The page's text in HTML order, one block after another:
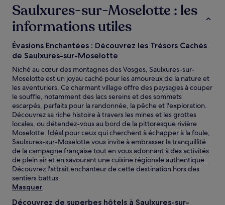
Saulxures-sur-Moselotte : les
informations utiles
Évasions Enchantées : Découvrez les Trésors Cachés
de Saulxures-sur-Moselotte
Niché au cœur des montagnes des Vosges, Saulxures-sur-
Moselotte est un joyau caché pour les amoureux de la nature et
les aventuriers. Ce charmant village offre des paysages à couper
le souffle, notamment des lacs sereins et des sommets
escarpés, parfaits pour la randonnée, la pêche et l'exploration.
Découvrez sa riche histoire à travers les mines et les grottes
locales, ou détendez-vous au bord de la pittoresque rivière
Moselotte. Idéal pour ceux qui cherchent à échapper à la foule,
Saulxures-sur-Moselotte vous invite à embrasser la tranquillité
de la campagne française tout en vous adonnant à des activités
de plein air et en savourant une cuisine régionale authentique.
Découvrez l'attrait enchanteur de cette destination hors des
sentiers battus.
Masquer
Découvrez de superbes hôtels à Saulxures-sur-